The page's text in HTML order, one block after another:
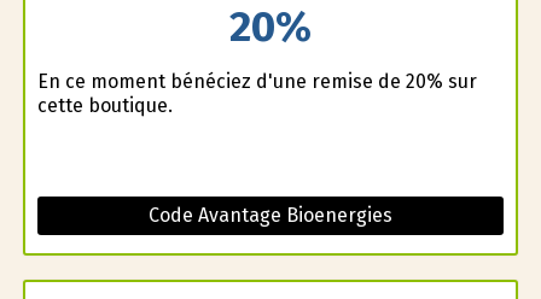
20%
En ce moment bénéficiez d'une remise de 20% sur
cette boutique.
Code Avantage Bioenergies